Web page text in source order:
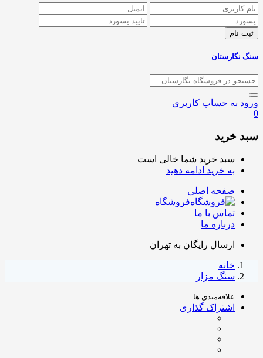
سنگ نگارستان
ورود به حساب کاربری
0
سبد خرید
سبد خرید شما خالی است
به خرید ادامه دهید
صفحه اصلی
فروشگاه
تماس با ما
درباره ما
ارسال رایگان به تهران
خانه
سنگ مزار
علاقه‌مندی ها
اشتراک گذاری